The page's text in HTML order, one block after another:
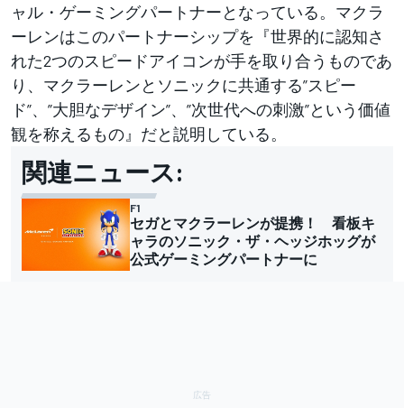
ャル・ゲーミングパートナーとなっている。マクラ
ーレンはこのパートナーシップを『世界的に認知さ
れた2つのスピードアイコンが手を取り合うものであ
り、マクラーレンとソニックに共通する”スピー
ド”、”大胆なデザイン”、”次世代への刺激”という価値
観を称えるもの』だと説明している。
関連ニュース:
F1
セガとマクラーレンが提携！ 看板キ
ャラのソニック・ザ・ヘッジホッグが
公式ゲーミングパートナーに